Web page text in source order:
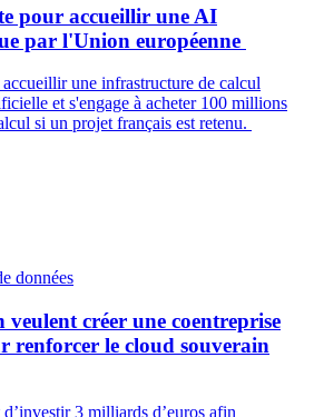
pour accueillir une AI
par l'Union européenne
une infrastructure de calcul
et s'engage à acheter 100 millions
si un projet français est retenu.
données
créer une coentreprise
renforcer le cloud souverain
3 milliards d’euros afin